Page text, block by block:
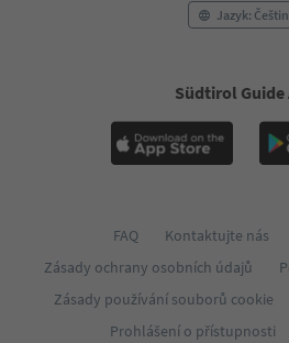
Jazyk:
Südtirol Guide
FAQ Kontaktujte nás
Zásady ochrany osobních údajů
Zásady používání souborů cookie
Prohlášení o přístupnosti